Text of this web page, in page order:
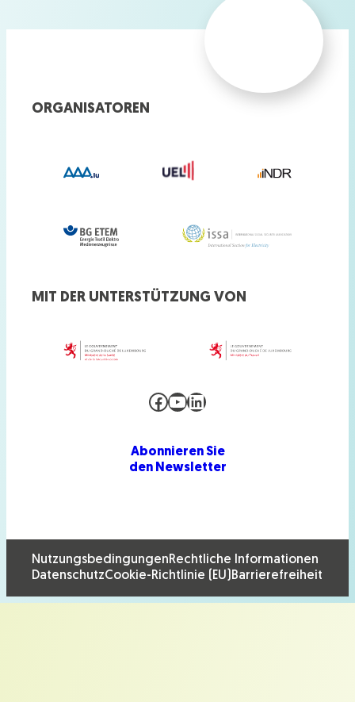
ORGANISATOREN
MIT DER UNTERSTÜTZUNG VON
Facebook YouTube LinkedIn
Abonnieren Sie
den Newsletter
NutzungsbedingungenRechtliche Informationen
DatenschutzCookie-Richtlinie (EU) Barrierefreiheit